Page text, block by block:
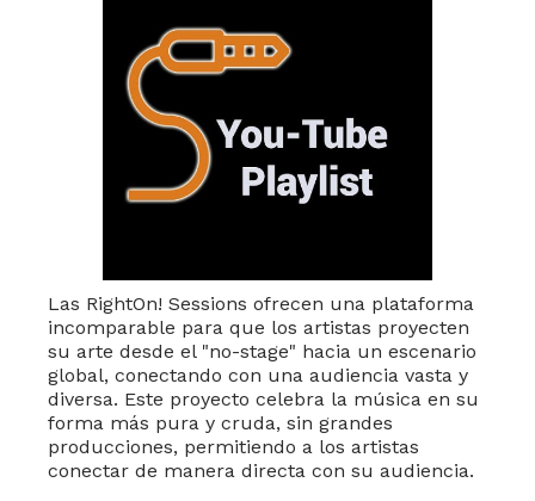
Las RightOn! Sessions ofrecen una plataforma
incomparable para que los artistas proyecten
su arte desde el "no-stage" hacia un escenario
global, conectando con una audiencia vasta y
diversa. Este proyecto celebra la música en su
forma más pura y cruda, sin grandes
producciones, permitiendo a los artistas
conectar de manera directa con su audiencia.